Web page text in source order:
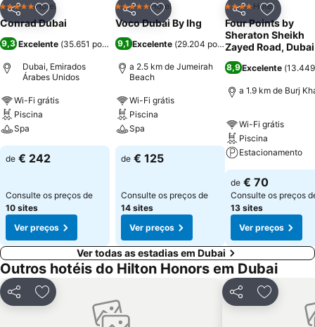
PartilharAdicionar aos favoritos
5 EstrelasHotel
Conrad Dubai
9,3 Excelente (35.651 pontuações)
Dubai, Emirados
Árabes Unidos
Wi-Fi grátis
Piscina
Spa
de € 242
Consulte os preços de
10 sites
Ver preços
PartilharAdicionar aos favoritos
5 EstrelasHotel
Voco Dubai By Ihg
9,1 Excelente (29.204 pontuações )
a 2.5 km de Jumeirah
Beach
Wi-Fi grátis
Piscina
Spa
de € 125
Consulte os preços de
14 sites
Ver preços
Partilhar
4 EstrelasHotel
Four Points by
Sheraton Sheikh
Zayed Road, Dubai
8,9Excelente (
a 1.9 km de Burj
Wi-Fi grátis
Piscina
Estacionamento
de € 70
Consulte os preços
13 sites
Ver preços
Ver todas as estadias em Dubai
Outros hotéis do Hilton Honors em Dubai
PartilharAdicionar aos favoritos Partilhar